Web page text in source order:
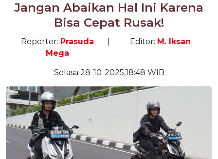
Jangan Abaikan Hal Ini Karena
Bisa Cepat Rusak!
Reporter: Prasuda
Mega
Editor: M. Iksan
Selasa 28-10-2025,18:48 WIB